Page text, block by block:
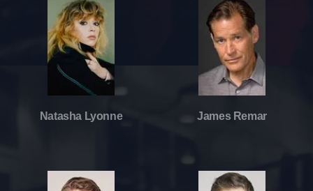
Natasha Lyonne James Remar